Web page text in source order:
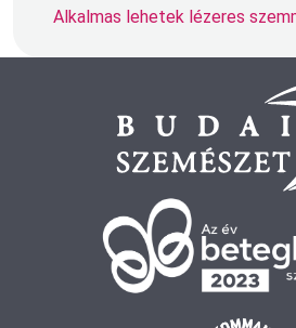
Alkalmas lehetek lézeres